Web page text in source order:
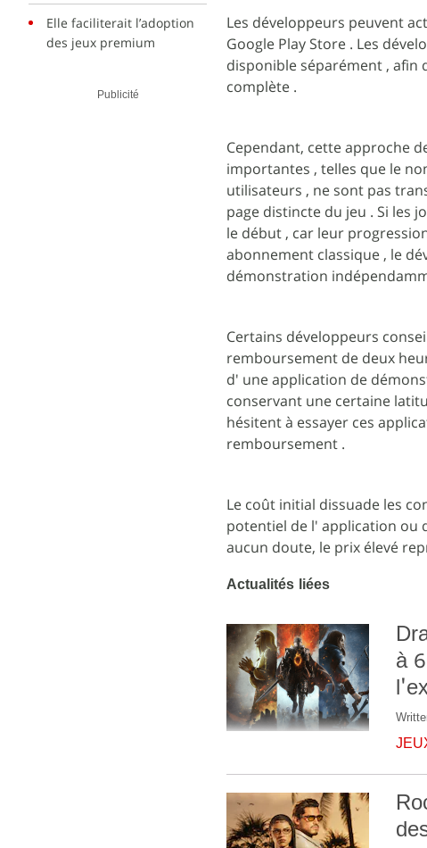
Elle faciliterait l’adoption
des jeux premium
Publicité
Les développeurs peuvent
Google Play Store . Les
disponible séparément , afin
complète .
Cependant, cette approche
importantes , telles que le
utilisateurs , ne sont pas
page distincte du jeu . Si les
le début , car leur
abonnement classique , le
démonstration
Certains développeurs
remboursement de deux
d' une application de
conservant une certaine
hésitent à essayer ces
remboursement .
Le coût initial dissuade les
potentiel de l' application ou
aucun doute, le prix élevé
Actualités liées
à